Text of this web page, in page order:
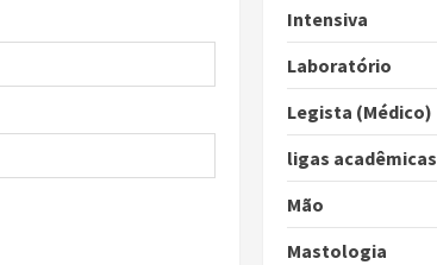
Intensiva
Laboratório
Legista (Médico)
ligas acadêmicas
Mão
Mastologia